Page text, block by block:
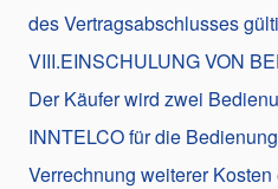
des Vertragsabschlusses
VIII.EINSCHULUNG VON
Der Käufer wird zwei
INNTELCO für die
Verrechnung weiterer